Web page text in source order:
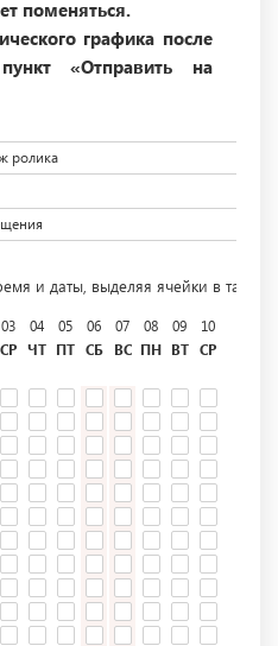
поменяться.
графика после
«Отправить на
ролика
и даты, выделяя ячейки в
03
СР
04
ЧТ
05
ПТ
06
СБ
07
ВС
08
ПН
09
ВТ
10
СР